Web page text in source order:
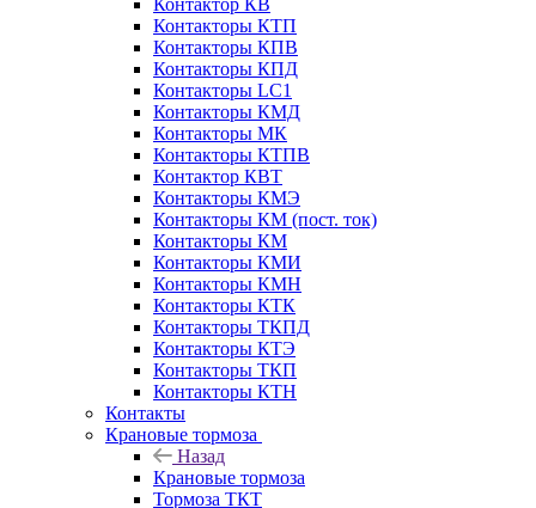
Контакторы КТП
Контакторы КПВ
Контакторы КПД
Контакторы LC1
Контакторы КМД
Контакторы МК
Контакторы КТПВ
Контактор КВТ
Контакторы КМЭ
Контакторы КМ (пост. ток)
Контакторы КМ
Контакторы КМИ
Контакторы КМН
Контакторы КТК
Контакторы ТКПД
Контакторы КТЭ
Контакторы ТКП
Контакторы КТН
Контакты
Крановые тормоза
Назад
Крановые тормоза
Тормоза ТКТ